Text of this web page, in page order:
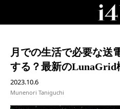
月での生活で必要な送
する？最新のLunaGrid
2023.10.6
Munenori Taniguchi